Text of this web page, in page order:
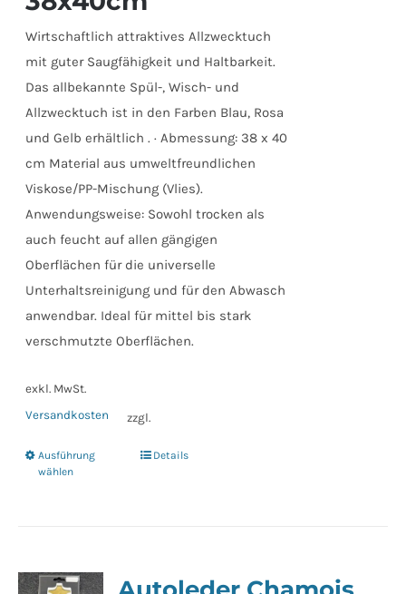
Wirtschaftlich attraktives Allzwecktuch
mit guter Saugfähigkeit und Haltbarkeit.
Das allbekannte Spül-, Wisch- und
Allzwecktuch ist in den Farben Blau, Rosa
und Gelb erhältlich . · Abmessung: 38 x 40
cm Material aus umweltfreundlichen
Viskose/PP-Mischung (Vlies).
Anwendungsweise: Sowohl trocken als
auch feucht auf allen gängigen
Oberflächen für die universelle
Unterhaltsreinigung und für den Abwasch
anwendbar. Ideal für mittel bis stark
verschmutzte Oberflächen.
exkl. MwSt.
zzgl.
Versandkosten
Ausführung
wählen
Dieses
auf.
Details